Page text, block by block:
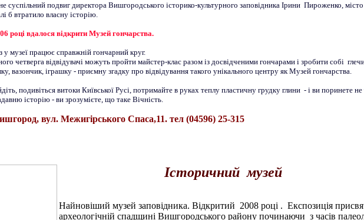
суспільний подвиг директора Вишгородського історико-культурного заповідника Ірини Пироженко, місто
б втратило власну історію.
році вдалося відкрити Музей гончарства.
у музеї працює справжній гончарний круг.
четверга відвідувачі можуть пройти майстер-клас разом із досвідченими гончарами і зробити собі
вазончик, іграшку - приємну згадку про відвідування такого унікального центру як Музей гончарства.
подивіться витоки Київської Русі, потримайте в руках теплу пластичну грудку глини - і ви поринете не
історію - ви зрозумієте, що таке Вічність.
вул. Межигірського Спаса,11. тел (04596) 25-315
Історичний музей
Найновіший музей заповідника. Відкритий 2008 році . Експозиція
археологічній спадщині Вишгородського району починаючи з часів